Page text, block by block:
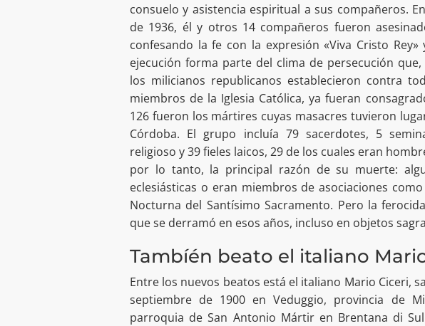
consuelo y asistencia espiritual a sus compañeros.
de 1936, él y otros 14 compañeros fueron
confesando la fe con la expresión «Viva Cristo
ejecución forma parte del clima de persecución
los milicianos republicanos establecieron contra
miembros de la Iglesia Católica, ya fueran
126 fueron los mártires cuyas masacres tuvieron
Córdoba. El grupo incluía 79 sacerdotes, 5
religioso y 39 fieles laicos, 29 de los cuales eran
por lo tanto, la principal razón de su muerte:
eclesiásticas o eran miembros de asociaciones
Nocturna del Santísimo Sacramento. Pero la
que se derramó en esos años, incluso en objetos
Tambíén beato el italiano
Entre los nuevos beatos está el italiano Mario Ciceri,
septiembre de 1900 en Veduggio, provincia de
parroquia de San Antonio Mártir en Brentana di